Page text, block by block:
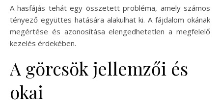
A hasfájás tehát egy összetett probléma, amely számos
tényező együttes hatására alakulhat ki. A fájdalom okának
megértése és azonosítása elengedhetetlen a megfelelő
kezelés érdekében.
A görcsök jellemzői és
okai